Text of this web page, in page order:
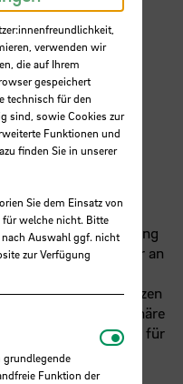
derzeit
für Leibeserziehung
Mitarbeiter an
in
chronische Schmerzen
umfasst interdisziplinäre
Gutachtertätigkeit für
verwenden wir
die auf Ihrem
gespeichert
technisch für den
sind, sowie Cookies zur
Funktionen und
finden Sie in unserer
Sie dem Einsatz von
welche nicht. Bitte
Auswahl ggf. nicht
zur Verfügung
Funktion der